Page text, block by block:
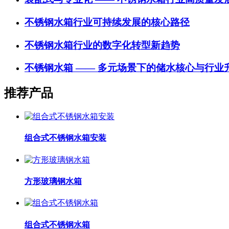
不锈钢水箱行业可持续发展的核心路径
不锈钢水箱行业的数字化转型新趋势
不锈钢水箱 —— 多元场景下的储水核心与行业
推荐产品
组合式不锈钢水箱安装
方形玻璃钢水箱
组合式不锈钢水箱